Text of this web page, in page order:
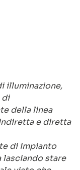
illuminazione,
di
della linea
e diretta
di impianto
lasciando stare